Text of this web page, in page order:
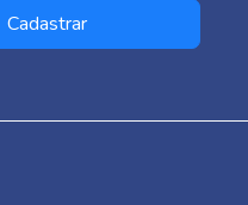
Cadastrar